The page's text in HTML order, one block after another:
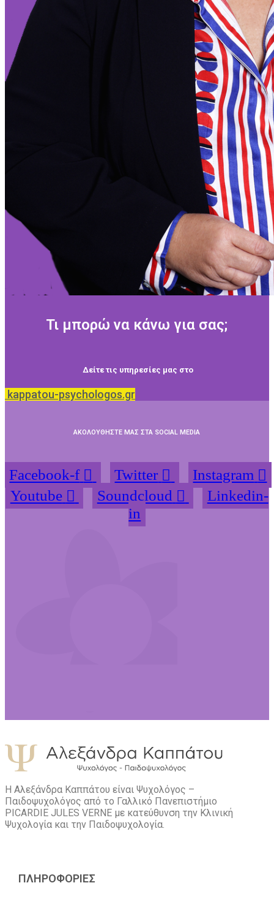
Τι μπορώ να κάνω για σας;
Δείτε τις υπηρεσίες μας στο
kappatou-psychologos.gr
ΑΚΟΛΟΥΘΗΣΤΕ ΜΑΣ ΣΤΑ SOCIAL MEDIA
Facebook-f Twitter
Instagram
Youtube
Soundcloud
Linkedin-
in
Η Αλεξάνδρα Καππάτου είναι Ψυχολόγος –
Παιδοψυχολόγος από το Γαλλικό Πανεπιστήμιο
PICARDIE JULES VERNE με κατεύθυνση την Kλινική
Ψυχολογία και την Παιδοψυχολογία.
ΠΛΗΡΟΦΟΡΙΕΣ